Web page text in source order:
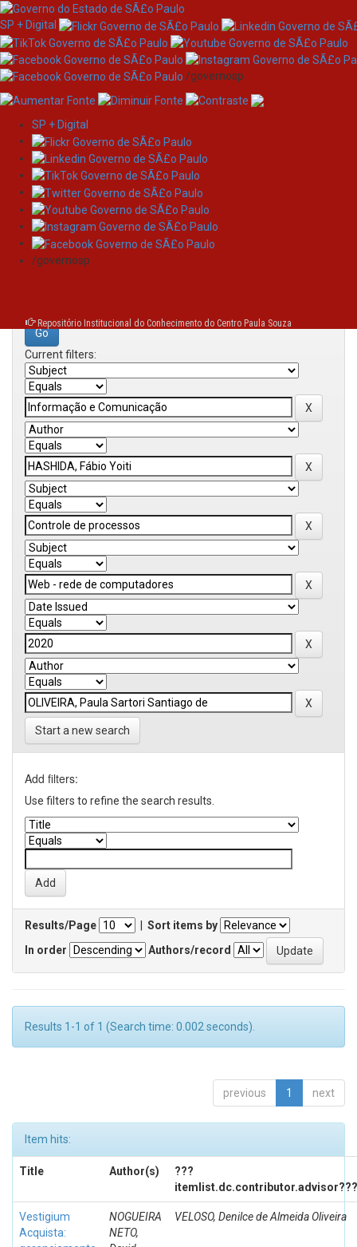
Skip
navigation
SP + Digital
/governosp
SP + Digital
/governosp
Repositório Institucional do Conhecimento do Centro Paula Souza
Search
Search:
Current filters:
Start a new search
Add filters:
Use filters to refine the search results.
Results/Page
Sort items by
In order
Authors/record
Results 1-1 of 1 (Search time: 0.002 seconds).
previous 1 next
Item hits:
Title Author(s)
???
itemlist.dc.contributor.advisor???
Vestigium
Acquista:
NOGUEIRA
NETO,
VELOSO, Denilce de Almeida Oliveira